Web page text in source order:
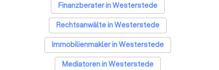
Finanzberater in Westerstede
Rechtsanwälte in Westerstede
Immobilienmakler in Westerstede
Mediatoren in Westerstede